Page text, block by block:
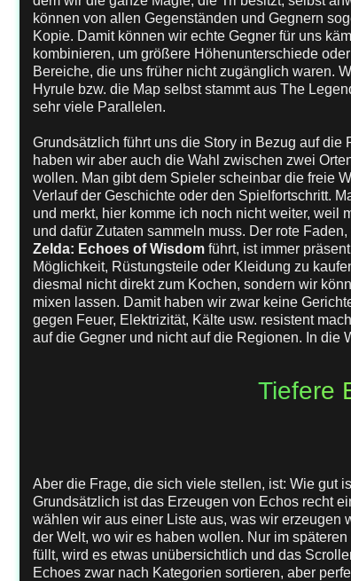
können von allen Gegenständen und Gegnern
Kopie. Damit können wir echte Gegner für uns
kombinieren, um größere Höhenunterschiede
Bereiche, die uns früher nicht zugänglich waren.
Hyrule bzw. die Map selbst stammt aus The
sehr viele Parallelen.
Grundsätzlich führt uns die Story in Bezug auf die
haben wir aber auch die Wahl zwischen zwei
wollen. Man gibt dem Spieler scheinbar die freie
Verlauf der Geschichte oder den Spielfortschritt.
und merkt, hier komme ich noch nicht weiter, weil
und dafür Zutaten sammeln muss. Der rote
Zelda: Echoes of Wisdom führt, ist immer
Möglichkeit, Rüstungsteile oder Kleidung zu
diesmal nicht direkt zum Kochen, sondern wir
mixen lassen. Damit haben wir zwar keine
gegen Feuer, Elektrizität, Kälte usw. resistent
auf die Gegner und nicht auf die Regionen. In die
Tiefere
Aber die Frage, die sich viele stellen, ist: Wie gut
Grundsätzlich ist das Erzeugen von Echos recht
wählen wir aus einer Liste aus, was wir erzeugen
der Welt, wo wir es haben wollen. Nur im
füllt, wird es etwas unübersichtlich und das
Echoes zwar nach Kategorien sortieren, aber